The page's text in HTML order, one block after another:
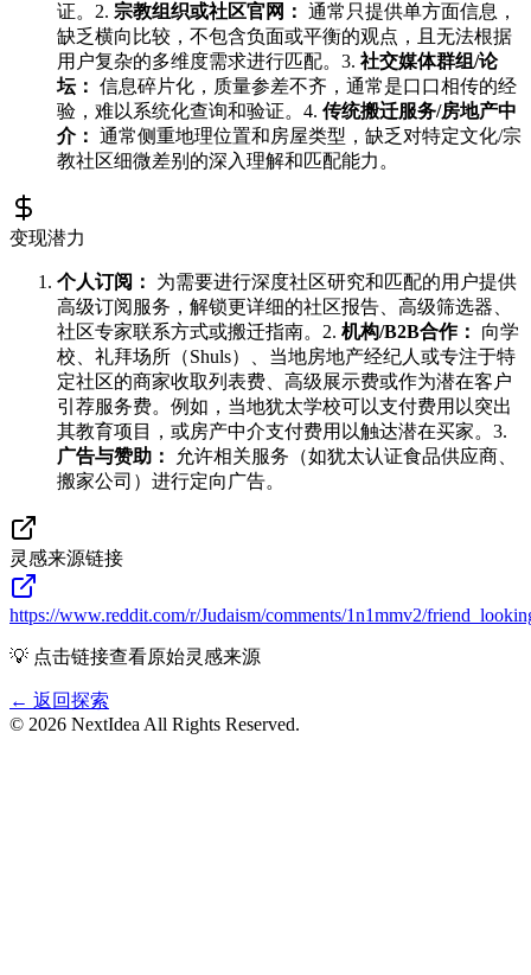
证。2. 宗教组织或社区官网： 通常只提供单方面信息，
缺乏横向比较，不包含负面或平衡的观点，且无法根据
用户复杂的多维度需求进行匹配。3. 社交媒体群组/论
坛： 信息碎片化，质量参差不齐，通常是口口相传的经
验，难以系统化查询和验证。4. 传统搬迁服务/房地产中
介： 通常侧重地理位置和房屋类型，缺乏对特定文化/宗
教社区细微差别的深入理解和匹配能力。
变现潜力
个人订阅：
为需要进行深度社区研究和匹配的用户提供
高级订阅服务，解锁更详细的社区报告、高级筛选器、
社区专家联系方式或搬迁指南。2. 机构/B2B合作：
向学
校、礼拜场所（Shuls）、当地房地产经纪人或专注于特
定社区的商家收取列表费、高级展示费或作为潜在客户
引荐服务费。例如，当地犹太学校可以支付费用以突出
其教育项目，或房产中介支付费用以触达潜在买家。3.
广告与赞助：
允许相关服务（如犹太认证食品供应商、
搬家公司）进行定向广告。
灵感来源链接
https://www.reddit.com/r/Judaism/comments/1n1mmv2/
💡 点击链接查看原始灵感来源
← 返回探索
© 2026 NextIdea All Rights Reserved.